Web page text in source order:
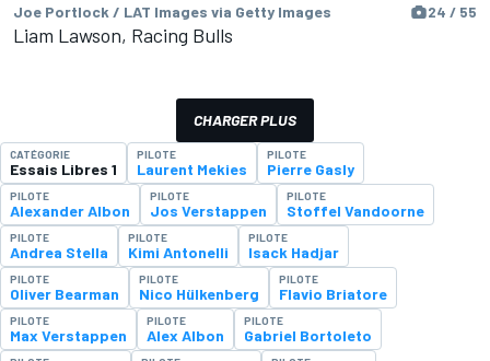
Joe Portlock / LAT Images via Getty Images 24 / 55
Liam Lawson, Racing Bulls
CHARGER PLUS
CATÉGORIE
Essais Libres 1
PILOTE
Laurent Mekies
PILOTE
Pierre Gasly
PILOTE
Alexander Albon
PILOTE
Jos Verstappen
PILOTE
Stoffel Vandoorne
PILOTE
Andrea Stella
PILOTE
Kimi Antonelli
PILOTE
Isack Hadjar
PILOTE
Oliver Bearman
PILOTE
Nico Hülkenberg
PILOTE
Flavio Briatore
PILOTE
Max Verstappen
PILOTE
Alex Albon
PILOTE
Gabriel Bortoleto